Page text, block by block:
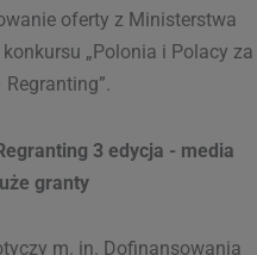
oferty z Ministerstwa
„Polonia i Polacy za
3 edycja - media
granty
m. in. Dofinansowania